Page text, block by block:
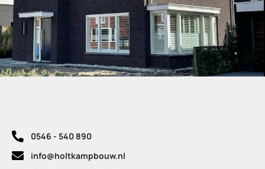
0546 - 540 890
info@holtkampbouw.nl